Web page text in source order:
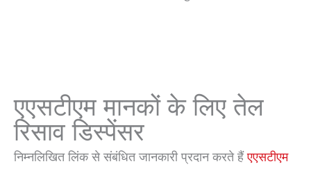
एएसटीएम मानकों के लिए तेल
रिसाव डिस्पेंसर
निम्नलिखित लिंक से संबंधित जानकारी प्रदान करते हैंएएसटीएम